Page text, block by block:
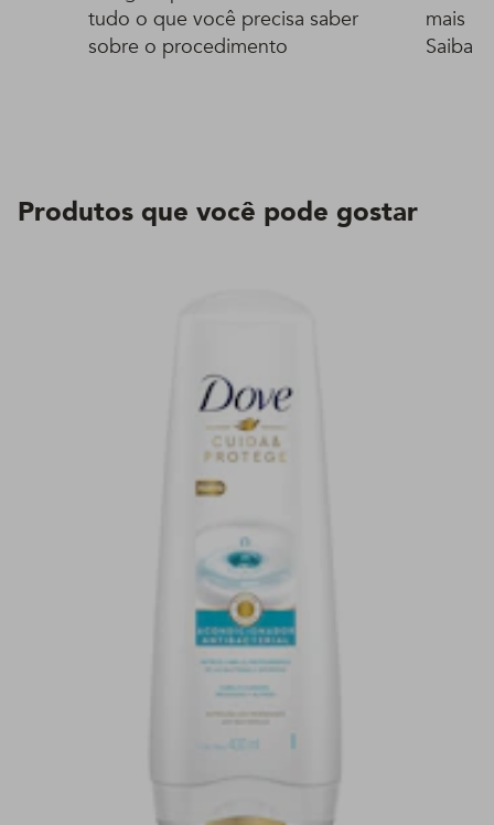
tudo o que você precisa saber
sobre o procedimento
mais
Saiba
Produtos que você pode gostar